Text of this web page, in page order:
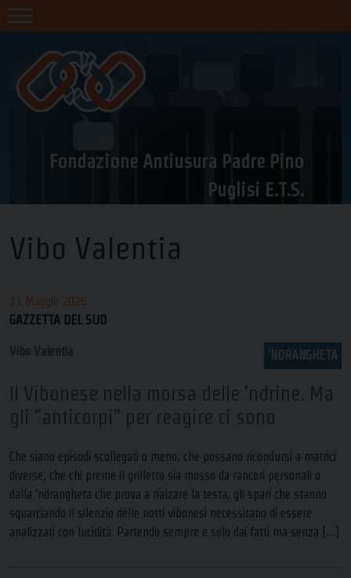
Skip
to
Fondazione Antiusura Padre Pino
Puglisi E.T.S.
Vibo Valentia
11 Maggio 2026
GAZZETTA DEL SUD
'NDRANGHETA
Vibo Valentia
Il Vibonese nella morsa delle ’ndrine. Ma
gli “anticorpi” per reagire ci sono
Che siano episodi scollegati o meno, che possano ricondursi a matrici
diverse, che chi preme il grilletto sia mosso da rancori personali o
dalla ’ndrangheta che prova a rialzare la testa, gli spari che stanno
squarciando il silenzio delle notti vibonesi necessitano di essere
analizzati con lucidità. Partendo sempre e solo dai fatti ma senza […]